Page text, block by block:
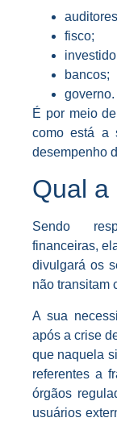
fisco;
bancos;
governo.
É por meio
como está a
desempenho
Qual a
Sendo
financeiras,
divulgará os
não transitam
A sua
após a crise
que naquela
referentes a
órgãos
usuários